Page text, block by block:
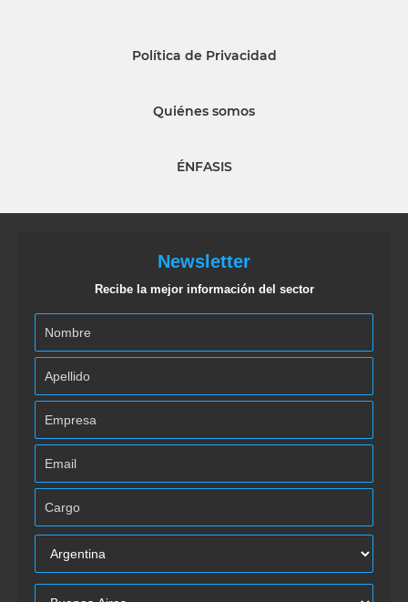
Política de Privacidad
Quiénes somos
ÉNFASIS
Newsletter
Recibe la mejor información del sector